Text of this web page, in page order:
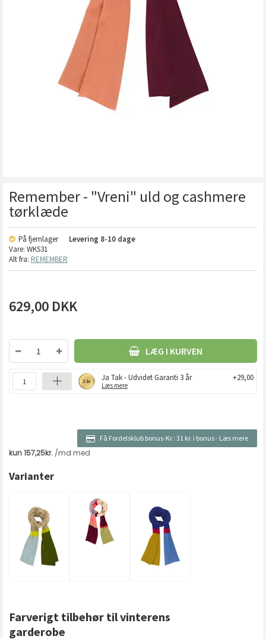
Remember - "Vreni" uld og cashmere
tørklæde
På fjernlager Levering 8-10 dage
Vare: WKS31
Alt fra: REMEMBER
629,00 DKK
LÆG I KURVEN
Ja Tak - Udvidet Garanti 3 år
Læs mere
+29,00
Få Fordelsklub bonus-Kr.: 31 kr. i bonus- Læs mere
Varianter
Farverigt tilbehør til vinterens
garderobe